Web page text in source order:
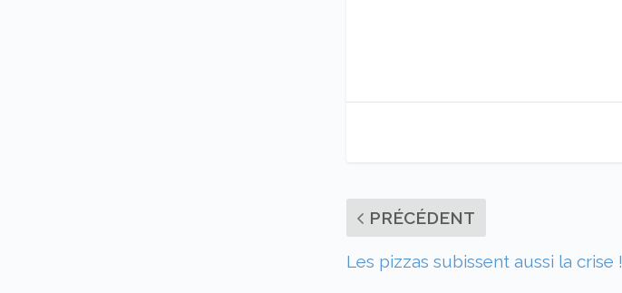
PRÉCÉDENT
Les pizzas subissent aussi la crise !